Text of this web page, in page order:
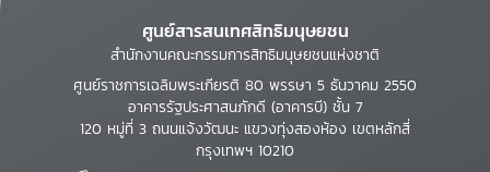
ศูนย์สารสนเทศสิทธิมนุษยชน
สำนักงานคณะกรรมการสิทธิมนุษยชนแห่งชาติ
ศูนย์ราชการเฉลิมพระเกียรติ 80 พรรษา 5 ธันวาคม 2550
อาคารรัฐประศาสนภักดี (อาคารบี) ชั้น 7
120 หมู่ที่ 3 ถนนแจ้งวัฒนะ แขวงทุ่งสองห้อง เขตหลักสี่
กรุงเทพฯ 10210